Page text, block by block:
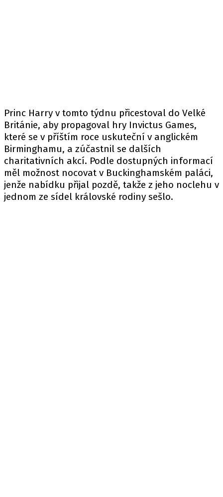
Princ Harry v tomto týdnu přicestoval do Velké
Británie, aby propagoval hry Invictus Games,
které se v příštím roce uskuteční v anglickém
Birminghamu, a zúčastnil se dalších
charitativních akcí. Podle dostupných informací
měl možnost nocovat v Buckinghamském paláci,
jenže nabídku přijal pozdě, takže z jeho noclehu v
jednom ze sídel královské rodiny sešlo.